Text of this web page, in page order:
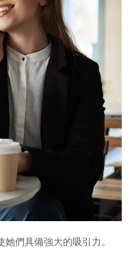
們具備強大的吸引力。